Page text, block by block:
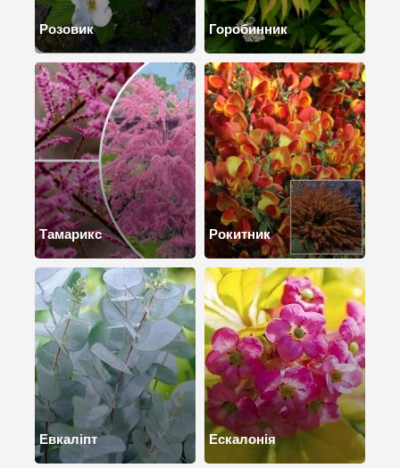
Розовик Горобинник
Тамарикс Рокитник
Евкаліпт Ескалонія